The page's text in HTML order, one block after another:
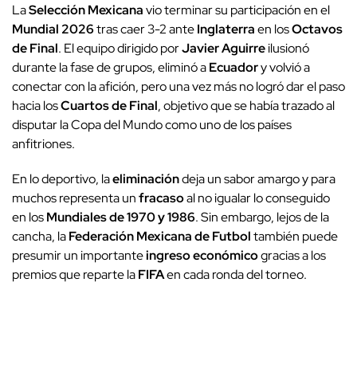
LaSelección Mexicanavio terminar su participación en el
Mundial 2026tras caer 3-2 anteInglaterraen losOctavos
de Final. El equipo dirigido porJavier Aguirreilusionó
durante la fase de grupos, eliminó aEcuadory volvió a
conectar con la afición, pero una vez más no logró dar el paso
hacia losCuartos de Final, objetivo que se había trazado al
disputar la Copa del Mundo como uno de los países
anfitriones.
En lo deportivo, laeliminacióndeja un sabor amargo y para
muchos representa unfracasoal no igualar lo conseguido
en losMundiales de 1970 y 1986. Sin embargo, lejos de la
cancha, laFederación Mexicana de Futboltambién puede
presumir un importanteingreso económicogracias a los
premios que reparte laFIFAen cada ronda del torneo.